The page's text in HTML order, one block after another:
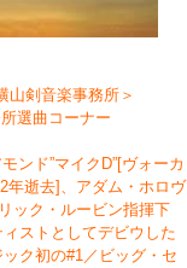
山剣音楽事務所＞
選曲コーナー
ンド”マイクD”[ヴォーカ
年逝去]、アダム・ホロヴ
ック・ルービン指揮下
ストとしてデビウした
ク初の#1／ビッグ・セ